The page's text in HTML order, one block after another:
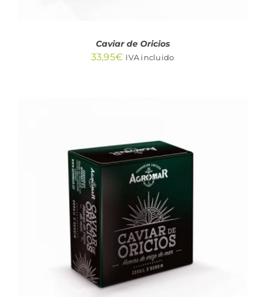
Caviar de Oricios
33,95€ IVA incluido
AÑADIR AL CARRITO
DETALLES